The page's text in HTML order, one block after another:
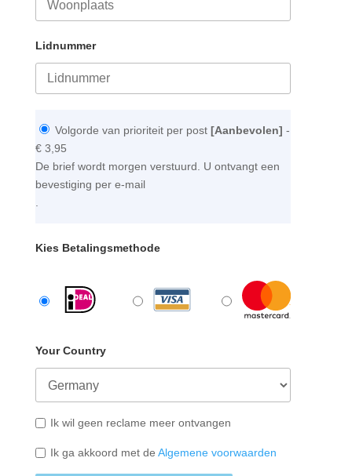
Lidnummer
Volgorde van prioriteit per post [Aanbevolen] -
€ 3,95
De brief wordt morgen verstuurd. U ontvangt een
bevestiging per e-mail
.
Kies Betalingsmethode
Your Country
Ik wil geen reclame meer ontvangen
Ik ga akkoord met de Algemene voorwaarden